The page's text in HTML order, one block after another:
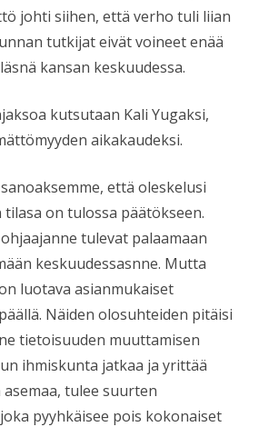
johti siihen, että verho tuli liian
tutkijat eivät voineet enää
kansan keskuudessa.
kutsutaan Kali Yugaksi,
aikakaudeksi.
että oleskelusi
on tulossa päätökseen.
tulevat palaamaan
keskuudessasnne. Mutta
luotava asianmukaiset
Näiden olosuhteiden pitäisi
tietoisuuden muuttamisen
ihmiskunta jatkaa ja yrittää
tulee suurten
pyyhkäisee pois kokonaiset